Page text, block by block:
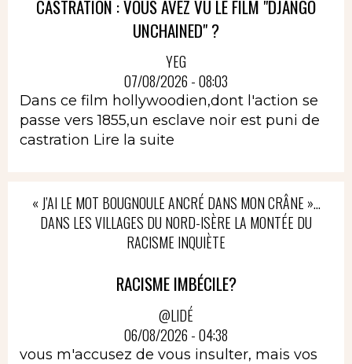
CASTRATION : VOUS AVEZ VU LE FILM "DJANGO
UNCHAINED" ?
YEG
07/08/2026 - 08:03
Dans ce film hollywoodien,dont l'action se
passe vers 1855,un esclave noir est puni de
castration Lire la suite
« J’AI LE MOT BOUGNOULE ANCRÉ DANS MON CRÂNE »…
DANS LES VILLAGES DU NORD-ISÈRE LA MONTÉE DU
RACISME INQUIÈTE
RACISME IMBÉCILE?
@LIDÉ
06/08/2026 - 04:38
vous m'accusez de vous insulter, mais vos